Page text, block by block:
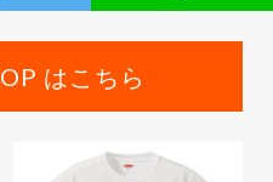
はこちら